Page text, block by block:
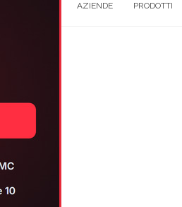
AZIENDE PRODOTTI